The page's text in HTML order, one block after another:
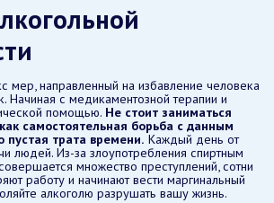
мер, направленный на избавление человека
Начиная с медикаментозной терапии и
помощью. Не стоит заниматься
самостоятельная борьба с данным
трата времени.Каждый день от
людей. Из-за злоупотребления спиртным
множество преступлений, сотни
работу и начинают вести маргинальный
алкоголю разрушать вашу жизнь.